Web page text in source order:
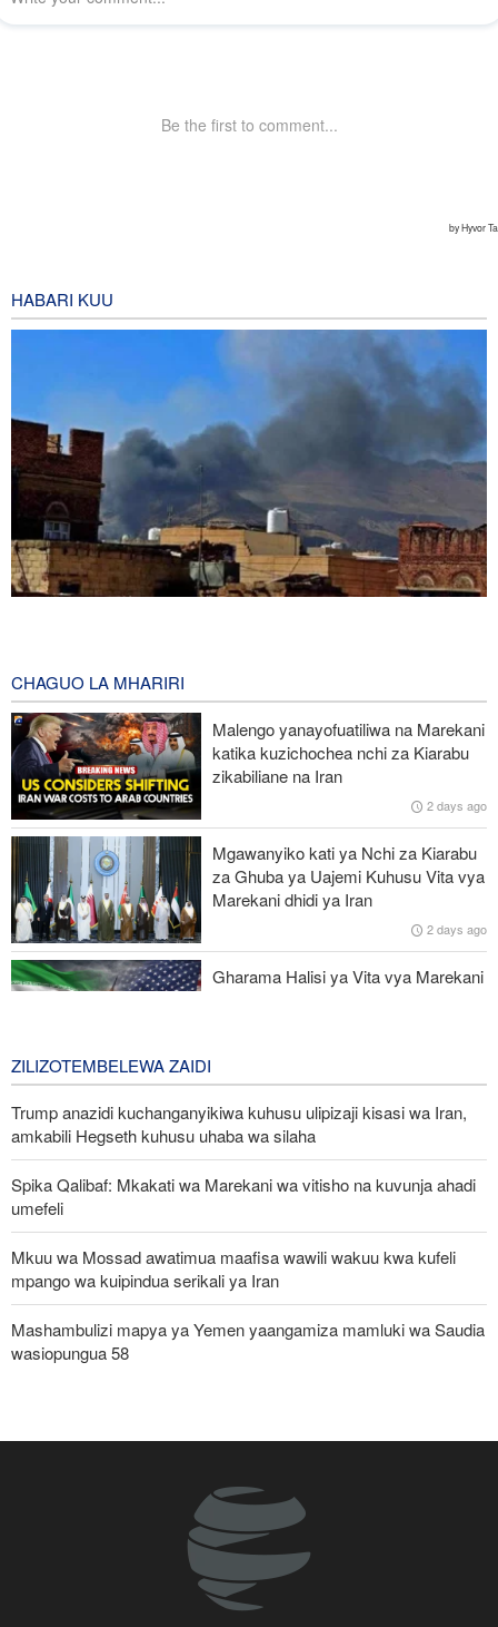
HABARI KUU
Mkuu wa Mossad awatimua maafisa wawili wakuu kwa kufeli
mpango wa kuipindua serikali ya Iran
Wabunge wa Uganda watilia shaka uamuzi wa serikali kutaka
kupeleka wanajeshi Ghaza
Miaka 81 baada ya US kuishambulia Hiroshima, Katibu Mkuu wa
UN ataka silaha za nyuklia ziangamizwe
Watetezi wa Palestina washinda katika uteuzi wa wagombea wa
Democratic wa uchaguzi wa US
CHAGUO LA MHARIRI
Malengo yanayofuatiliwa na Marekani
katika kuzichochea nchi za Kiarabu
zikabiliane na Iran
2 days ago
Mgawanyiko kati ya Nchi za Kiarabu
za Ghuba ya Uajemi Kuhusu Vita vya
Marekani dhidi ya Iran
2 days ago
Gharama Halisi ya Vita vya Marekani
ZILIZOTEMBELEWA ZAIDI
Trump anazidi kuchanganyikiwa kuhusu ulipizaji kisasi wa Iran,
amkabili Hegseth kuhusu uhaba wa silaha
Spika Qalibaf: Mkakati wa Marekani wa vitisho na kuvunja ahadi
umefeli
Mkuu wa Mossad awatimua maafisa wawili wakuu kwa kufeli
mpango wa kuipindua serikali ya Iran
Mashambulizi mapya ya Yemen yaangamiza mamluki wa Saudia
wasiopungua 58
kigaidi watiwa nguvuni kusini-mashariki mwa Iran
Pezeshkian: Iran inajulikana kama nchi yenye nguvu na
inayoheshimika; maadui wanalenga nembo za nguvu zake